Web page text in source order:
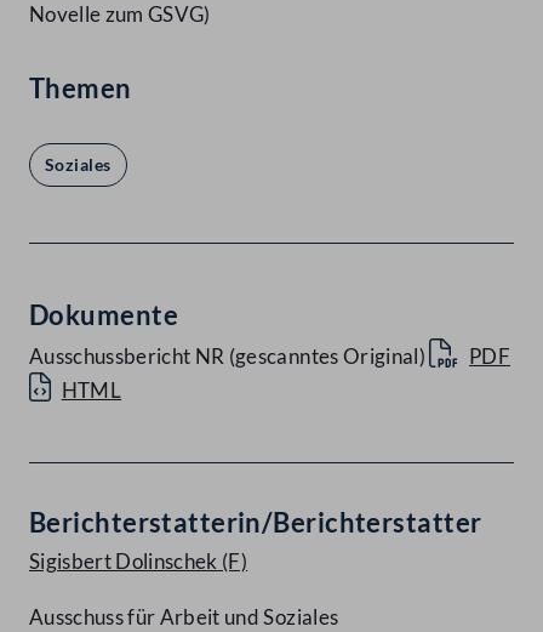
Novelle zum GSVG)
Themen
Soziales
Dokumente
Ausschussbericht NR (gescanntes Original)
PDF
HTML
Berichterstatterin/Berichterstatter
Sigisbert Dolinschek (F)
Ausschuss für Arbeit und Soziales